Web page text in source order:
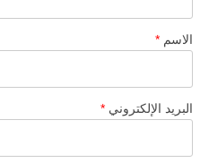
الاسم *
البريد الإلكتروني *